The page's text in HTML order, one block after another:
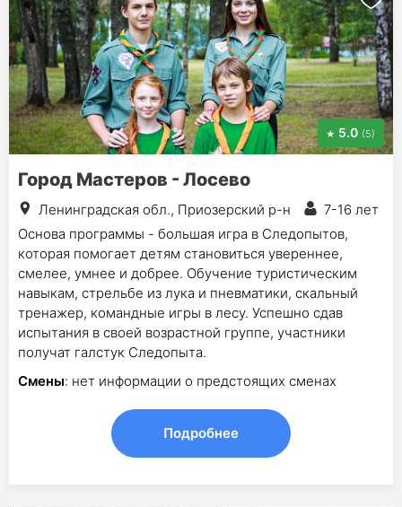
5.0 (5)
Город Мастеров - Лосево
Ленинградская обл., Приозерский р-н
7-16 лет
Основа программы - большая игра в Следопытов,
которая помогает детям становиться увереннее,
смелее, умнее и добрее. Обучение туристическим
навыкам, стрельбе из лука и пневматики, скальный
тренажер, командные игры в лесу. Успешно сдав
испытания в своей возрастной группе, участники
получат галстук Следопыта.
Смены: нет информации о предстоящих сменах
Подробнее